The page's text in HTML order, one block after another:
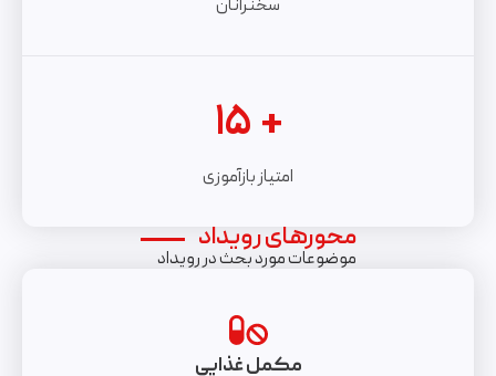
کتاب نمایشگاه
کارگاه‌های آنلاین
گالری تصاویر
مستندات
بایگانی رویداد
سخنرانان
+ ۱۵
امتیاز بازآموزی
محورهای رویداد
موضوعات مورد بحث در رویداد
مکمل غذایی